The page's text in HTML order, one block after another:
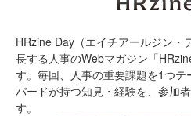
HRzine Day（エイチアールジン・
長する人事のWebマガジン「
す。毎回、人事の重要課題を1つ
パードが持つ知見・経験を、参加
す。